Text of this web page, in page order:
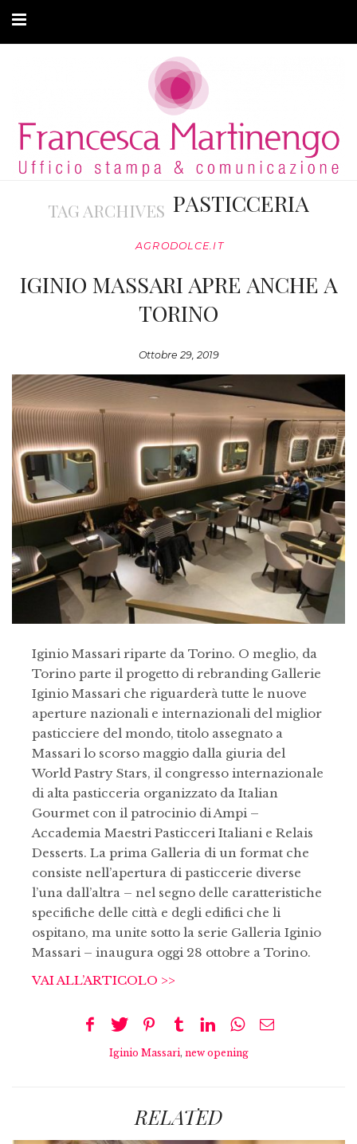
ARTICOLI
MODA ADATTIVA
CONTATTI
TAG ARCHIVES PASTICCERIA
AGRODOLCE.IT
IGINIO MASSARI APRE ANCHE A
TORINO
Ottobre 29, 2019
Iginio Massari riparte da Torino. O meglio, da
Torino parte il progetto di rebranding Gallerie
Iginio Massari che riguarderà tutte le nuove
aperture nazionali e internazionali del miglior
pasticciere del mondo, titolo assegnato a
Massari lo scorso maggio dalla giuria del
World Pastry Stars, il congresso internazionale
di alta pasticceria organizzato da Italian
Gourmet con il patrocinio di Ampi –
Accademia Maestri Pasticceri Italiani e Relais
Desserts. La prima Galleria di un format che
consiste nell’apertura di pasticcerie diverse
l’una dall’altra – nel segno delle caratteristiche
specifiche delle città e degli edifici che li
ospitano, ma unite sotto la serie Galleria Iginio
Massari – inaugura oggi 28 ottobre a Torino.
VAI ALL’ARTICOLO >>
Iginio Massari, new opening
RELATED